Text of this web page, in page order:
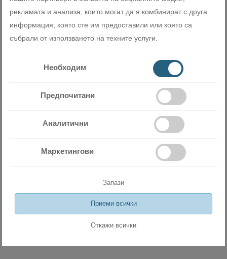
Изключително безшумната работа на всички инверторни
климатици Daikin от серията New Emura III - 19dB(А) подсилва
още повече усещането за хармония. Тишината по време на
Климатик Daikin Emura е създаден, за да се грижи за вашето
Miramax Clima- Магазин за
климатична и вентилационна
рекламата и анализа, които могат да я комбинират с друга
информация, която сте им предоставили или която са
събрали от използването на техните услуги.
Необходим
Предпочитани
Аналитични
Маркетингови
Запази
Приеми всички
Откажи всички